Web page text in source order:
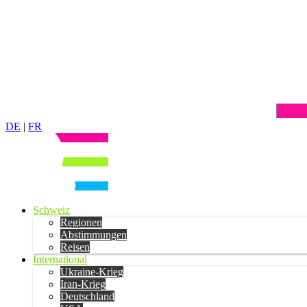
DE | FR
Schweiz
Regionen
Abstimmungen
Reisen
International
Ukraine-Krieg
Iran-Krieg
Deutschland